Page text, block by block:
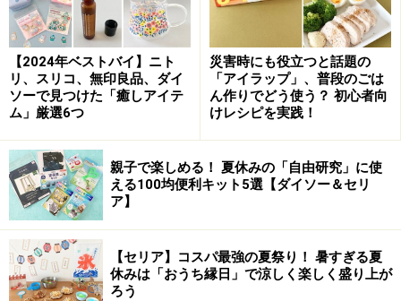
【2024年ベストバイ】ニト
リ、スリコ、無印良品、ダイ
ソーで見つけた「癒しアイテ
ム」厳選6つ
災害時にも役立つと話題の
「アイラップ」、普段のごは
ん作りでどう使う？ 初心者向
けレシピを実践！
親子で楽しめる！ 夏休みの「自由研究」に使
える100均便利キット5選【ダイソー＆セリ
ア】
【セリア】コスパ最強の夏祭り！ 暑すぎる夏
休みは「おうち縁日」で涼しく楽しく盛り上が
ろう